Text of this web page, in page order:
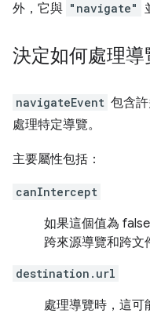
外，它與 "navigate"
決定如何處理導
navigateEvent 包含
處理特定導覽。
主要屬性包括：
canIntercept
如果這個值為
跨來源導覽和跨文
destination.url
處理導覽時，這可